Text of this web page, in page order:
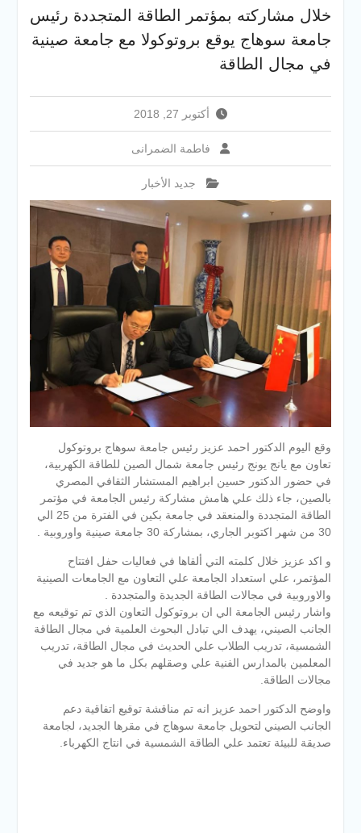
والخدمية بجامعة سوهاج
الجديدة
جامعة سوهاج تفتح أبوابها
لطلاب الثانوية العامة فى أولى
الإلكتروني للقبول بالجامعات
خلال مشاركته بمؤتمر الطاقة المتجددة رئيس
جامعة سوهاج يوقع بروتوكولا مع جامعة صينية
في مجال الطاقة
أكتوبر 27, 2018
فاطمة الضمرانى
جديد الأخبار
وقع اليوم الدكتور احمد عزيز رئيس جامعة سوهاج بروتوكول
تعاون مع يانج يونج رئيس جامعة شمال الصين للطاقة الكهربية،
في حضور الدكتور حسين ابراهيم المستشار الثقافي المصري
بالصين، جاء ذلك علي هامش مشاركة رئيس الجامعة في مؤتمر
الطاقة المتجددة والمنعقد في جامعة بكين في الفترة من 25 الي
30 من شهر اكتوبر الجاري، بمشاركة 30 جامعة صينية واوروبية .
و اكد عزيز خلال كلمته التي ألقاها في فعاليات حفل افتتاح
المؤتمر، علي استعداد الجامعة علي التعاون مع الجامعات الصينية
والاوروبية في مجالات الطاقة الجديدة والمتجددة .
واشار رئيس الجامعة الي ان بروتوكول التعاون الذي تم توقيعه مع
الجانب الصيني، يهدف الي تبادل البحوث العلمية في مجال الطاقة
الشمسية، تدريب الطلاب علي الحديث في مجال الطاقة، تدريب
المعلمين بالمدارس الفنية علي وصقلهم بكل ما هو جديد في
مجالات الطاقة.
واوضح الدكتور احمد عزيز انه تم مناقشة توقيع اتفاقية دعم
الجانب الصيني لتحويل جامعة سوهاج في مقرها الجديد، لجامعة
صديقة للبيئة تعتمد علي الطاقة الشمسية في انتاج الكهرباء.